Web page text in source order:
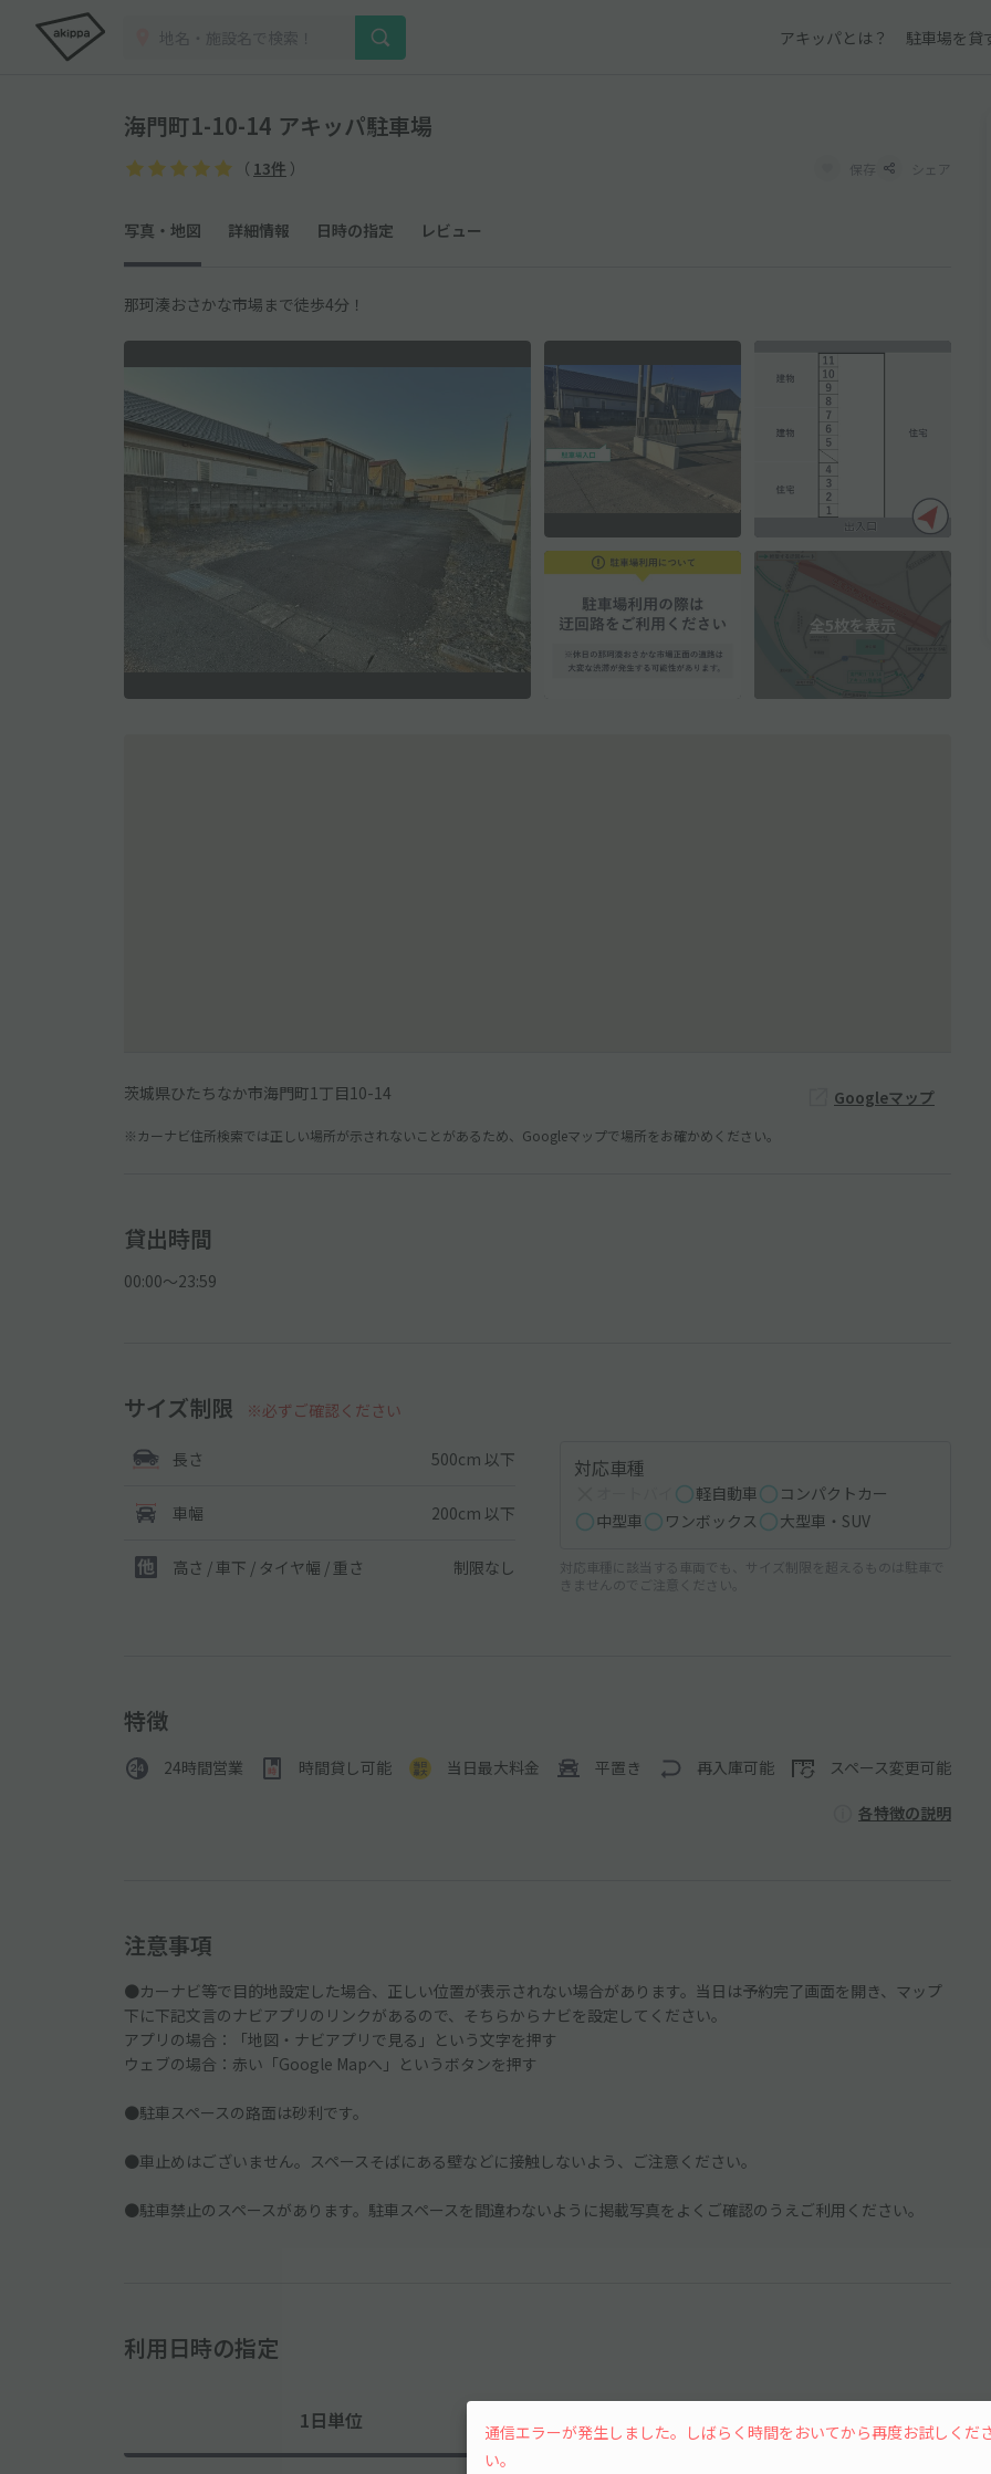
アキッパとは？ 駐車場を貸
海門町1-10-14 アキッパ駐車場
（ 13件 ） 保存 シェア
写真・地図 詳細情報 日時の指定 レビュー
那珂湊おさかな市場まで徒歩4分！
全5枚を表示
茨城県ひたちなか市海門町1丁目10-14 Googleマップ
※カーナビ住所検索では正しい場所が示されないことがあるため、Googleマップで場所をお確かめください。
貸出時間
00:00〜23:59
サイズ制限 ※必ずご確認ください
長さ 500cm 以下
車幅 200cm 以下
高さ / 車下 / タイヤ幅 / 重さ 制限なし
対応車種
軽自動車
コンパクトカー
中型車
ワンボックス 大型車・SUV
対応車種に該当する車両でも、サイズ制限を超えるものは駐車で
きませんのでご注意ください。
特徴
24時間営業 時間貸し可能 当日最大料金 平置き 再入庫可能 スペース変更可能
各特徴の説明
注意事項
●カーナビ等で目的地設定した場合、正しい位置が表示されない場合があります。当日は予約完了画面を開き、マップ
下に下記文言のナビアプリのリンクがあるので、そちらからナビを設定してください。
アプリの場合：「地図・ナビアプリで見る」という文字を押す
ウェブの場合：赤い「Google Mapへ」というボタンを押す
●駐車スペースの路面は砂利です。
●車止めはございません。スペースそばにある壁などに接触しないよう、ご注意ください。
●駐車禁止のスペースがあります。駐車スペースを間違わないように掲載写真をよくご確認のうえご利用ください。
利用日時の指定
1日単位 15分単位
通信エラーが発生しました。しばらく時間をおいてから再度お試しくだ
い。